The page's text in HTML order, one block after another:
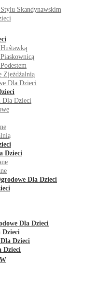
Skandynawskim
Zjeżdżalnią
Dla Dzieci
Dla Dzieci
Dzieci
Dla Dzieci
Dla Dzieci
Dzieci
Dzieci
Dzieci